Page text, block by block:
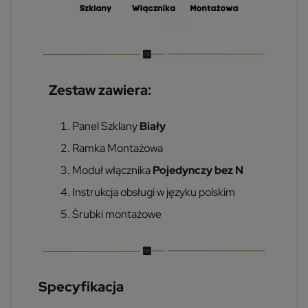
Zestaw zawiera:
Panel SzklanyBiały
Ramka Montażowa
Moduł włącznikaPojedynczy bez N
Instrukcja obsługi w języku polskim
Śrubki montażowe
Specyfikacja